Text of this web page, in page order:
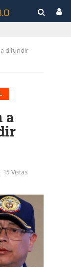
difundir
a
15 Vistas